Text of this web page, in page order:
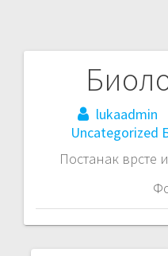
lukaadmin
Uncategorized
Постанак врсте
Кретање
чланка